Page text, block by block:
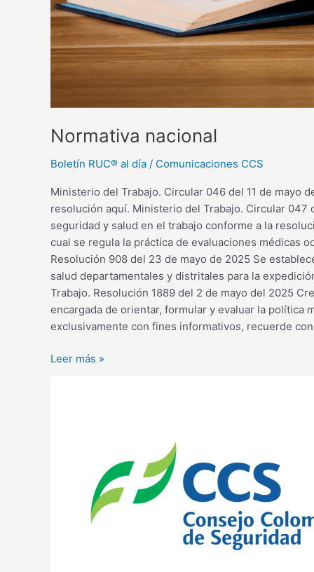
Normativa nacional
Boletín RUC® al día / Comunicaciones CCS
Ministerio del Trabajo. Circular 046 del 11 de mayo
resolución aquí. Ministerio del Trabajo. Circular
seguridad y salud en el trabajo conforme a la
cual se regula la práctica de evaluaciones médicas
Resolución 908 del 23 de mayo de 2025 Se
salud departamentales y distritales para la
Trabajo. Resolución 1889 del 2 de mayo del 2025
encargada de orientar, formular y evaluar la política
exclusivamente con fines informativos, recuerde
Leer más »